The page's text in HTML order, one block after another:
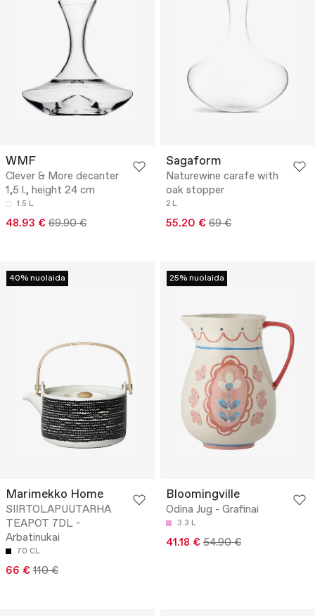
WMF
Clever & More decanter
1,5 l., height 24 cm
1.5 L
48.93 € 69.90 €
Sagaform
Naturewine carafe with
oak stopper
2 L
55.20 € 69 €
40% nuolaida
Marimekko Home
SIIRTOLAPUUTARHA
TEAPOT 7DL -
Arbatinukai
70 CL
66 € 110 €
25% nuolaida
Bloomingville
Odina Jug - Grafinai
3.3 L
41.18 € 54.90 €